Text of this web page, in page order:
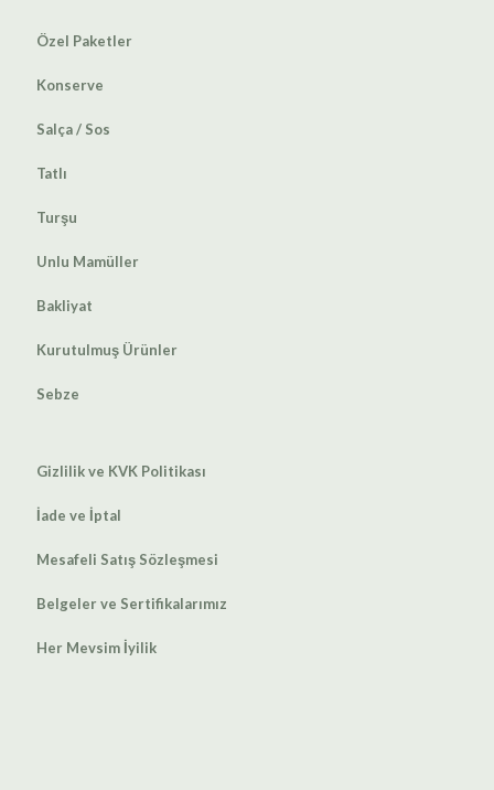
Özel Paketler
Konserve
Salça / Sos
Tatlı
Turşu
Unlu Mamüller
Bakliyat
Kurutulmuş Ürünler
Sebze
Gizlilik ve KVK Politikası
İade ve İptal
Mesafeli Satış Sözleşmesi
Belgeler ve Sertifikalarımız
Her Mevsim İyilik